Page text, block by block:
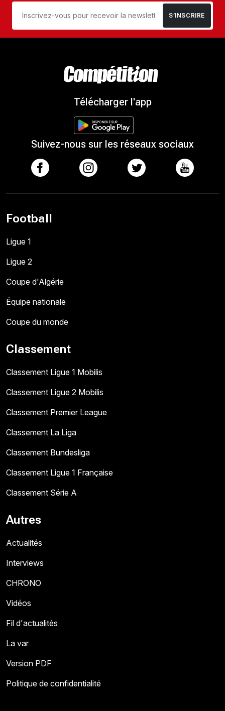
S’INSCRIRE
Télécharger l'app
Suivez-nous sur les réseaux sociaux
Football
Ligue 1
Ligue 2
Coupe d'Algérie
Équipe nationale
Coupe du monde
Classement
Classement Ligue 1 Mobilis
Classement Ligue 2 Mobilis
Classement Premier League
Classement La Liga
Classement Bundesliga
Classement Ligue 1 Française
Classement Série A
Autres
Actualités
Interviews
CHRONO
Vidéos
Fil d'actualités
La var
Version PDF
Politique de confidentialité